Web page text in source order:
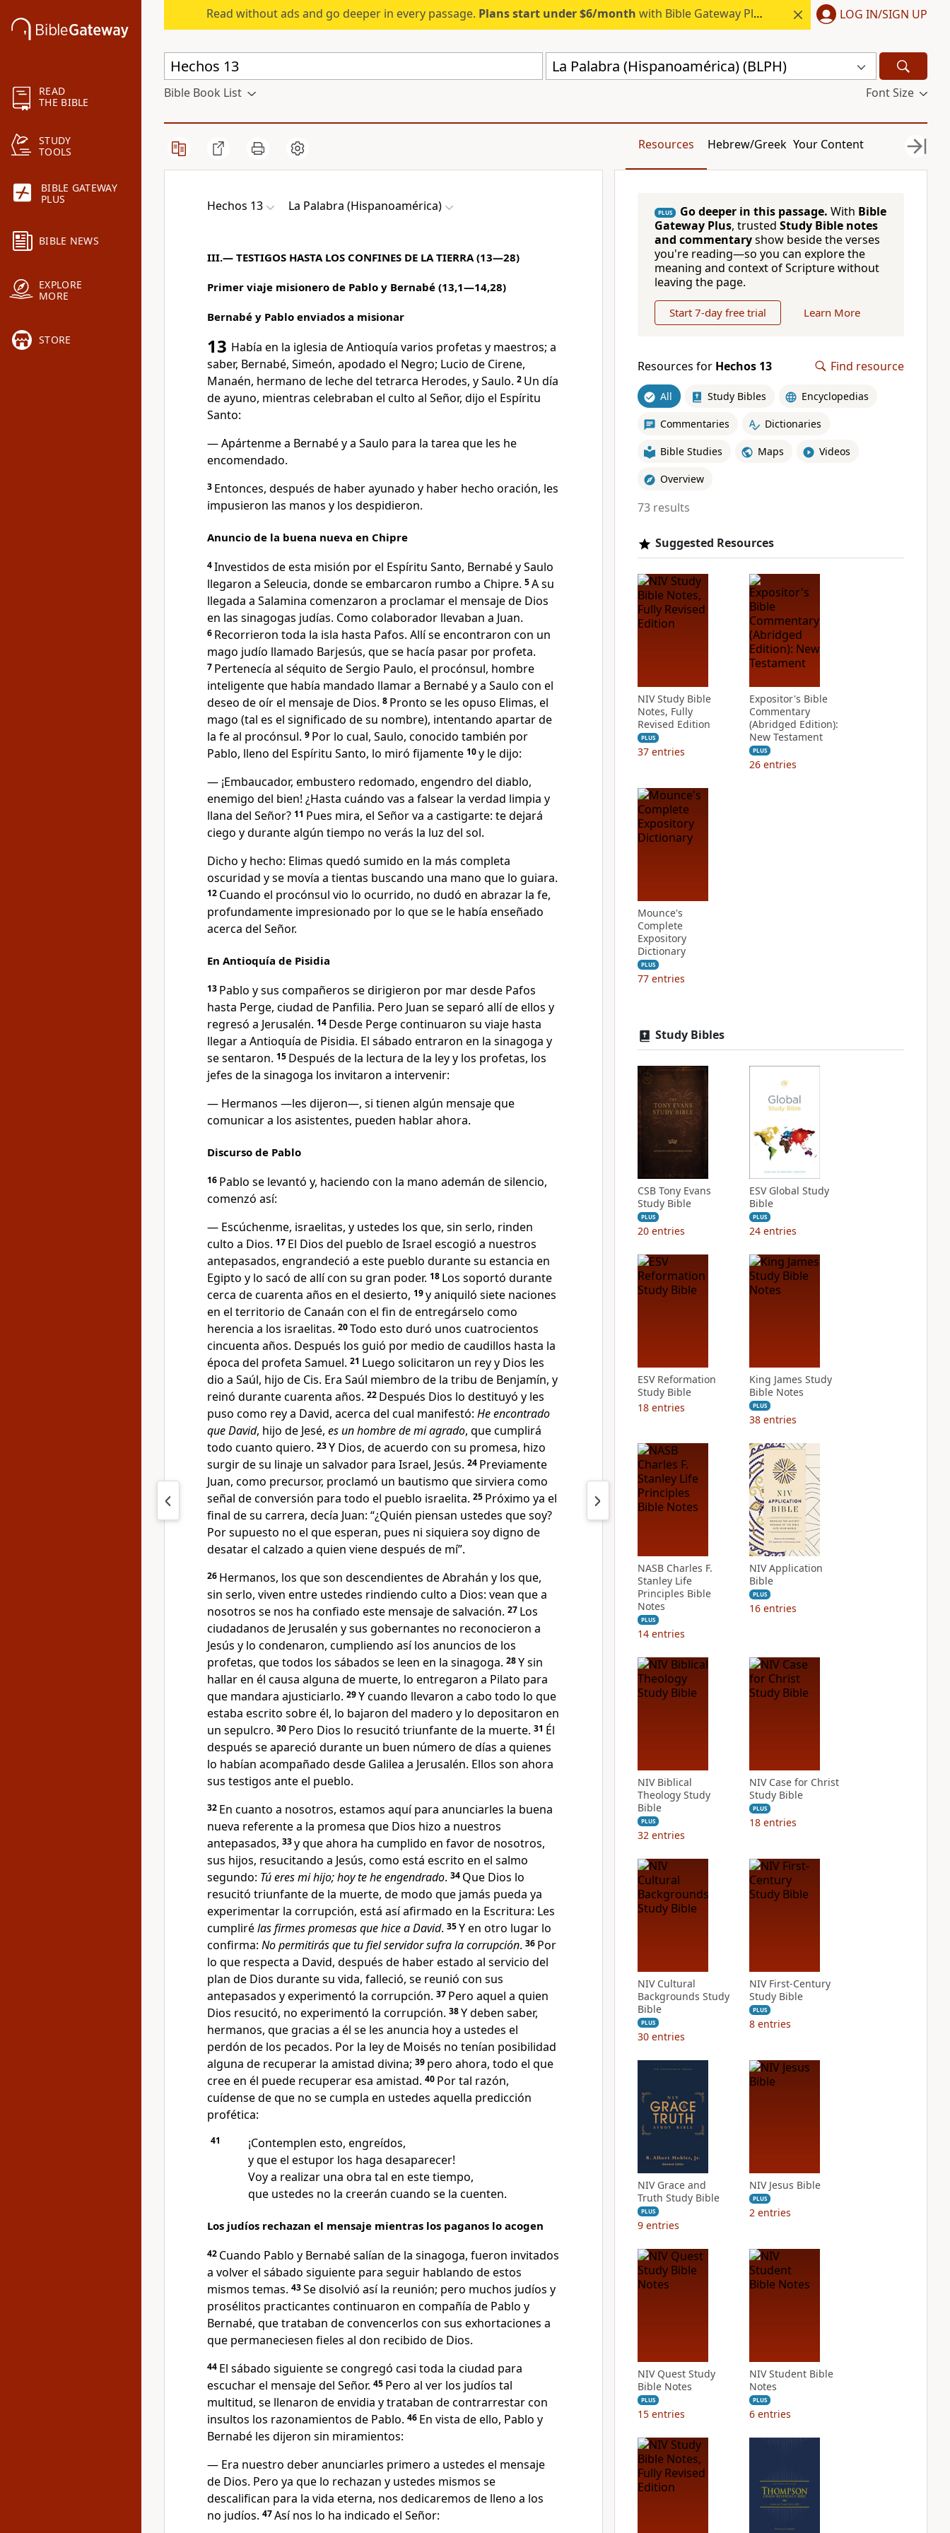
READ
THE BIBLE
STUDY
TOOLS
BIBLE GATEWAY
PLUS
BIBLE NEWS
EXPLORE
MORE
STORE
Read without ads and go deeper in every passage. Plans start under $6/month with Bible Gateway Plus. LOG IN/SIGN UP
La Palabra (Hispanoamérica) (BLPH)
Bible Book List Font Size
Resources Hebrew/Greek Your Content
Hechos 13 La Palabra (Hispanoamérica)
III.— TESTIGOS HASTA LOS CONFINES DE LA TIERRA (13—28)
Primer viaje misionero de Pablo y Bernabé (13,1—14,28)
Bernabé y Pablo enviados a misionar
13 Había en la iglesia de Antioquía varios profetas y maestros; a
saber, Bernabé, Simeón, apodado el Negro; Lucio de Cirene,
Manaén, hermano de leche del tetrarca Herodes, y Saulo. 2 Un día
de ayuno, mientras celebraban el culto al Señor, dijo el Espíritu
Santo:
— Apártenme a Bernabé y a Saulo para la tarea que les he
encomendado.
3 Entonces, después de haber ayunado y haber hecho oración, les
impusieron las manos y los despidieron.
Anuncio de la buena nueva en Chipre
4Investidos de esta misión por el Espíritu Santo, Bernabé y Saulo
llegaron a Seleucia, donde se embarcaron rumbo a Chipre. 5A su
llegada a Salamina comenzaron a proclamar el mensaje de Dios
en las sinagogas judías. Como colaborador llevaban a Juan.
6 Recorrieron toda la isla hasta Pafos. Allí se encontraron con un
mago judío llamado Barjesús, que se hacía pasar por profeta.
7 Pertenecía al séquito de Sergio Paulo, el procónsul, hombre
inteligente que había mandado llamar a Bernabé y a Saulo con el
deseo de oír el mensaje de Dios. 8 Pronto se les opuso Elimas, el
mago (tal es el significado de su nombre), intentando apartar de
la fe al procónsul. 9 Por lo cual, Saulo, conocido también por
Pablo, lleno del Espíritu Santo, lo miró fijamente 10y le dijo:
— ¡Embaucador, embustero redomado, engendro del diablo,
enemigo del bien! ¿Hasta cuándo vas a falsear la verdad limpia y
llana del Señor? 11 Pues mira, el Señor va a castigarte: te dejará
ciego y durante algún tiempo no verás la luz del sol.
Dicho y hecho: Elimas quedó sumido en la más completa
oscuridad y se movía a tientas buscando una mano que lo guiara.
12 Cuando el procónsul vio lo ocurrido, no dudó en abrazar la fe,
profundamente impresionado por lo que se le había enseñado
acerca del Señor.
En Antioquía de Pisidia
13 Pablo y sus compañeros se dirigieron por mar desde Pafos
hasta Perge, ciudad de Panfilia. Pero Juan se separó allí de ellos y
regresó a Jerusalén. 14 Desde Perge continuaron su viaje hasta
llegar a Antioquía de Pisidia. El sábado entraron en la sinagoga y
se sentaron. 15 Después de la lectura de la ley y los profetas, los
jefes de la sinagoga los invitaron a intervenir:
— Hermanos —les dijeron—, si tienen algún mensaje que
comunicar a los asistentes, pueden hablar ahora.
Discurso de Pablo
16 Pablo se levantó y, haciendo con la mano ademán de silencio,
comenzó así:
— Escúchenme, israelitas, y ustedes los que, sin serlo, rinden
culto a Dios. 17 El Dios del pueblo de Israel escogió a nuestros
antepasados, engrandeció a este pueblo durante su estancia en
Egipto y lo sacó de allí con su gran poder. 18 Los soportó durante
cerca de cuarenta años en el desierto, 19y aniquiló siete naciones
en el territorio de Canaán con el fin de entregárselo como
herencia a los israelitas. 20Todo esto duró unos cuatrocientos
cincuenta años. Después los guió por medio de caudillos hasta la
época del profeta Samuel. 21 Luego solicitaron un rey y Dios les
dio a Saúl, hijo de Cis. Era Saúl miembro de la tribu de Benjamín, y
reinó durante cuarenta años. 22 Después Dios lo destituyó y les
puso como rey a David, acerca del cual manifestó: He encontrado
que David, hijo de Jesé, es un hombre de mi agrado, que cumplirá
todo cuanto quiero. 23Y Dios, de acuerdo con su promesa, hizo
surgir de su linaje un salvador para Israel, Jesús. 24 Previamente
Juan, como precursor, proclamó un bautismo que sirviera como
señal de conversión para todo el pueblo israelita. 25 Próximo ya el
final de su carrera, decía Juan: “¿Quién piensan ustedes que soy?
Por supuesto no el que esperan, pues ni siquiera soy digno de
desatar el calzado a quien viene después de mí”.
26 Hermanos, los que son descendientes de Abrahán y los que,
sin serlo, viven entre ustedes rindiendo culto a Dios: vean que a
nosotros se nos ha confiado este mensaje de salvación. 27 Los
ciudadanos de Jerusalén y sus gobernantes no reconocieron a
Jesús y lo condenaron, cumpliendo así los anuncios de los
profetas, que todos los sábados se leen en la sinagoga. 28Y sin
hallar en él causa alguna de muerte, lo entregaron a Pilato para
que mandara ajusticiarlo. 29Y cuando llevaron a cabo todo lo que
estaba escrito sobre él, lo bajaron del madero y lo depositaron en
un sepulcro. 30 Pero Dios lo resucitó triunfante de la muerte. 31 Él
después se apareció durante un buen número de días a quienes
lo habían acompañado desde Galilea a Jerusalén. Ellos son ahora
sus testigos ante el pueblo.
32 En cuanto a nosotros, estamos aquí para anunciarles la buena
nueva referente a la promesa que Dios hizo a nuestros
antepasados, 33y que ahora ha cumplido en favor de nosotros,
sus hijos, resucitando a Jesús, como está escrito en el salmo
segundo: Tú eres mi hijo; hoy te he engendrado. 34 Que Dios lo
resucitó triunfante de la muerte, de modo que jamás pueda ya
experimentar la corrupción, está así afirmado en la Escritura: Les
cumplirélas firmes promesas que hice a David. 35Y en otro lugar lo
confirma: No permitirás que tu fiel servidor sufra la corrupción. 36 Por
lo que respecta a David, después de haber estado al servicio del
plan de Dios durante su vida, falleció, se reunió con sus
antepasados y experimentó la corrupción. 37 Pero aquel a quien
Dios resucitó, no experimentó la corrupción. 38Y deben saber,
hermanos, que gracias a él se les anuncia hoy a ustedes el
perdón de los pecados. Por la ley de Moisés no tenían posibilidad
alguna de recuperar la amistad divina; 39 pero ahora, todo el que
cree en él puede recuperar esa amistad. 40 Por tal razón,
cuídense de que no se cumpla en ustedes aquella predicción
profética:
41
¡Contemplen esto, engreídos,
y que el estupor los haga desaparecer!
Voy a realizar una obra tal en este tiempo,
que ustedes no la creerán cuando se la cuenten.
Los judíos rechazan el mensaje mientras los paganos lo acogen
42 Cuando Pablo y Bernabé salían de la sinagoga, fueron invitados
a volver el sábado siguiente para seguir hablando de estos
mismos temas. 43Se disolvió así la reunión; pero muchos judíos y
prosélitos practicantes continuaron en compañía de Pablo y
Bernabé, que trataban de convencerlos con sus exhortaciones a
que permaneciesen fieles al don recibido de Dios.
44 El sábado siguiente se congregó casi toda la ciudad para
escuchar el mensaje del Señor. 45 Pero al ver los judíos tal
multitud, se llenaron de envidia y trataban de contrarrestar con
insultos los razonamientos de Pablo. 46 En vista de ello, Pablo y
Bernabé les dijeron sin miramientos:
— Era nuestro deber anunciarles primero a ustedes el mensaje
de Dios. Pero ya que lo rechazan y ustedes mismos se
descalifican para la vida eterna, nos dedicaremos de lleno a los
no judíos. 47Así nos lo ha indicado el Señor:
PLUS Go deeper in this passage. With Bible
Gateway Plus, trusted Study Bible notes
and commentaryshow beside the verses
you're reading—so you can explore the
meaning and context of Scripture without
leaving the page.
Start 7-day free trial Learn More
Resources for Hechos 13 Find resource
All Study Bibles Encyclopedias
Commentaries Dictionaries
Bible Studies Maps Videos
Overview
73 results
Suggested Resources
NIV Study Bible
Notes, Fully
Revised Edition
PLUS
37 entries
Expositor's Bible
Commentary
(Abridged Edition):
New Testament
PLUS
26 entries
Mounce's
Complete
Expository
Dictionary
PLUS
77 entries
Study Bibles
CSB Tony Evans
Study Bible
PLUS
20 entries
ESV Global Study
Bible
PLUS
24 entries
ESV Reformation
Study Bible
18 entries
King James Study
Bible Notes
PLUS
38 entries
NASB Charles F.
Stanley Life
Principles Bible
Notes
PLUS
14 entries
NIV Application
Bible
PLUS
16 entries
NIV Biblical
Theology Study
Bible
PLUS
32 entries
NIV Case for Christ
Study Bible
PLUS
18 entries
NIV Cultural
Backgrounds Study
Bible
PLUS
30 entries
NIV First-Century
Study Bible
PLUS
8 entries
NIV Grace and
Truth Study Bible
PLUS
9 entries
NIV Jesus Bible
PLUS
2 entries
NIV Quest Study
Bible Notes
PLUS
15 entries
NIV Student Bible
Notes
PLUS
6 entries